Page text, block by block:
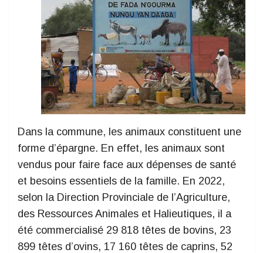
Dans la commune, les animaux constituent une
forme d’épargne. En effet, les animaux sont
vendus pour faire face aux dépenses de santé
et besoins essentiels de la famille. En 2022,
selon la Direction Provinciale de l’Agriculture,
des Ressources Animales et Halieutiques, il a
été commercialisé 29 818 têtes de bovins, 23
899 têtes d’ovins, 17 160 têtes de caprins, 52